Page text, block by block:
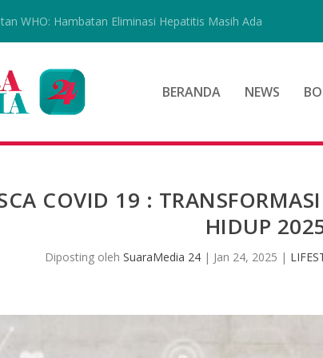
WHO: Hambatan Eliminasi Hepatitis Masih Ada
BERANDA NEWS
COVID 19 :
HIDUP
Diposting oleh SuaraMedia 24| Jan 24, 2025 |